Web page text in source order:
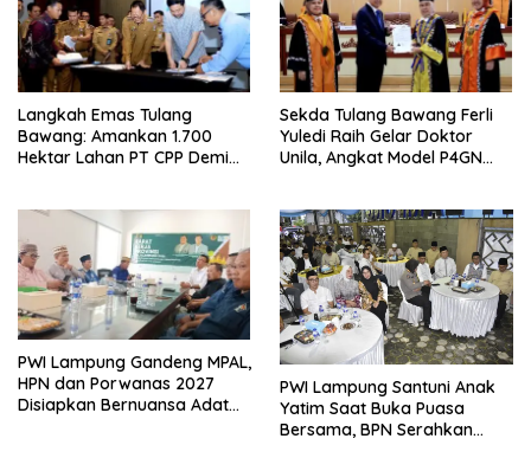
Langkah Emas Tulang
Bawang: Amankan 1.700
Hektar Lahan PT CPP Demi
Sekda Tulang Bawang Ferli
Yuledi Raih Gelar Doktor
Unila, Angkat Model P4GN
PWI Lampung Gandeng MPAL,
HPN dan Porwanas 2027
Disiapkan Bernuansa Adat
PWI Lampung Santuni Anak
Yatim Saat Buka Puasa
Bersama, BPN Serahkan